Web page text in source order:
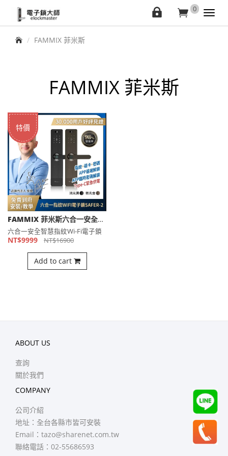
elockmaster
購 0
會
首頁 FAMMIX 菲米斯
FAMMIX 菲米斯
特價
FAMMIX 菲米斯六合一安全智慧指紋Wi-Fi電子鎖SAFER-2 (指紋/密碼/卡片/鑰匙)
六合一安全智慧指紋Wi-Fi電子鎖
NT$9999 NT$16900
Add to cart
ABOUT US
查詢
關於我們
COMPANY
公司介紹
地址：全台各縣市皆可安裝
Email： tazo@sharenet.com.tw
聯絡電話：02-55686593